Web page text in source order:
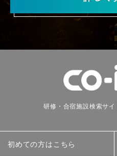
研修・合宿施設検索サ
初めての方はこちら